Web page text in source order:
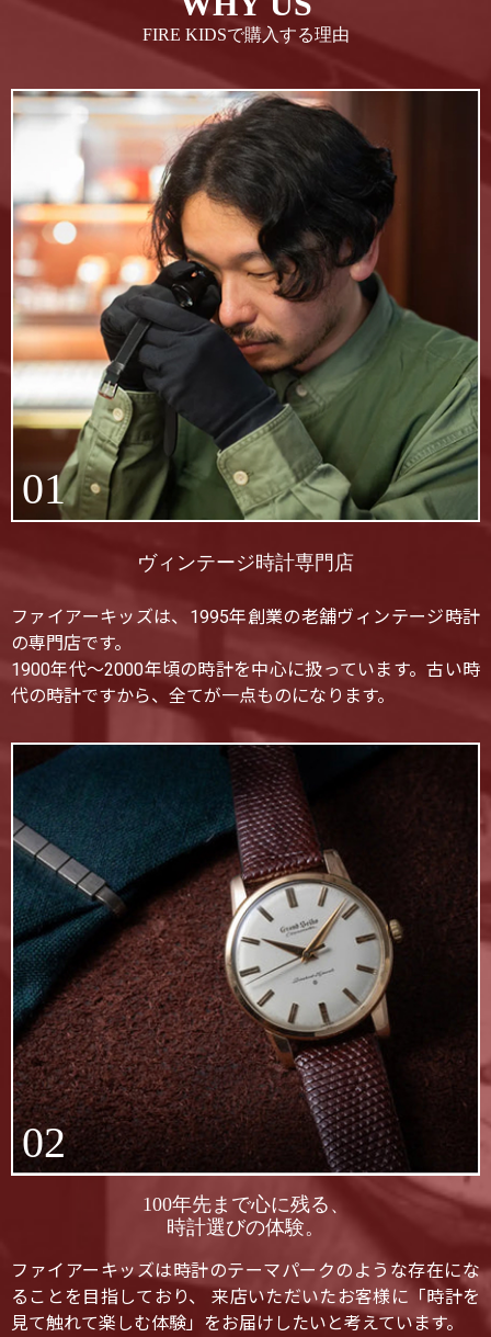
FIRE KIDSで購入する理由
01
ヴィンテージ時計専門店
ファイアーキッズは、1995年創業の老舗ヴィンテージ時計
の専門店です。
1900年代〜2000年頃の時計を中心に扱っています。古い時
代の時計ですから、全てが一点ものになります。
02
100年先まで心に残る、
時計選びの体験。
ファイアーキッズは時計のテーマパークのような存在にな
ることを目指しており、 来店いただいたお客様に「時計を
見て触れて楽しむ体験」をお届けしたいと考えています。